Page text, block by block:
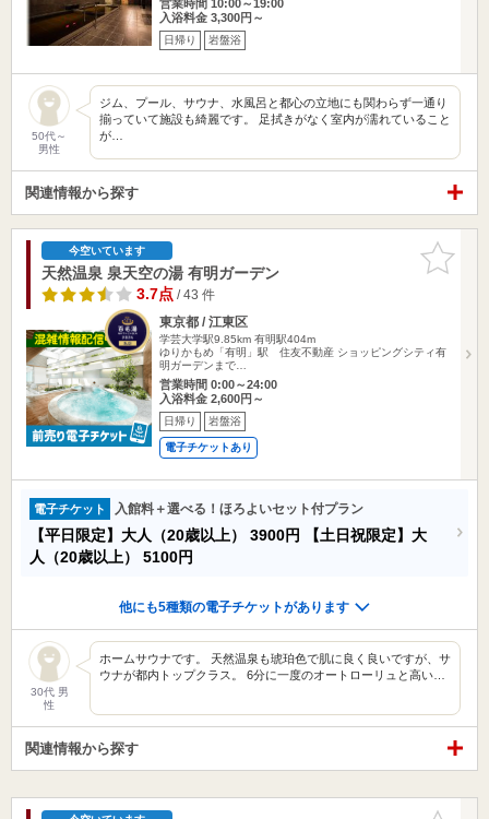
営業時間 10:00～19:00
入浴料金 3,300円～
日帰り 岩盤浴
50代～
男性
ジム、プール、サウナ、水風呂と都心の立地にも関わらず一通り
揃っていて施設も綺麗です。 足拭きがなく室内が濡れていること
が…
関連情報から探す
お気に入
りに追加
今空いています
天然温泉 泉天空の湯 有明ガーデン
3.7点/ 43 件
東京都 / 江東区
学芸大学駅9.85km 有明駅404m
ゆりかもめ「有明」駅 住友不動産 ショッピングシティ有
明ガーデンまで…
営業時間 0:00～24:00
入浴料金 2,600円～
日帰り 岩盤浴
電子チケットあり
電子チケット 入館料＋選べる！ほろよいセット付プラン
【平日限定】大人（20歳以上） 3900円
【土日祝限定】大
人（20歳以上） 5100円
他にも5種類の電子チケットがあります
30代 男
性
ホームサウナです。 天然温泉も琥珀色で肌に良く良いですが、サ
ウナが都内トップクラス。 6分に一度のオートローリュと高い…
関連情報から探す